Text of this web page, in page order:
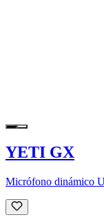
YETI GX
Micrófono dinámico